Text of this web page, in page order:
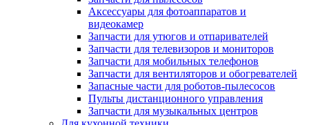
Аксессуары для фотоаппаратов и
видеокамер
Запчасти для утюгов и отпаривателей
Запчасти для телевизоров и мониторов
Запчасти для мобильных телефонов
Запчасти для вентиляторов и обогревателей
Запасные части для роботов-пылесосов
Пульты дистанционного управления
Запчасти для музыкальных центров